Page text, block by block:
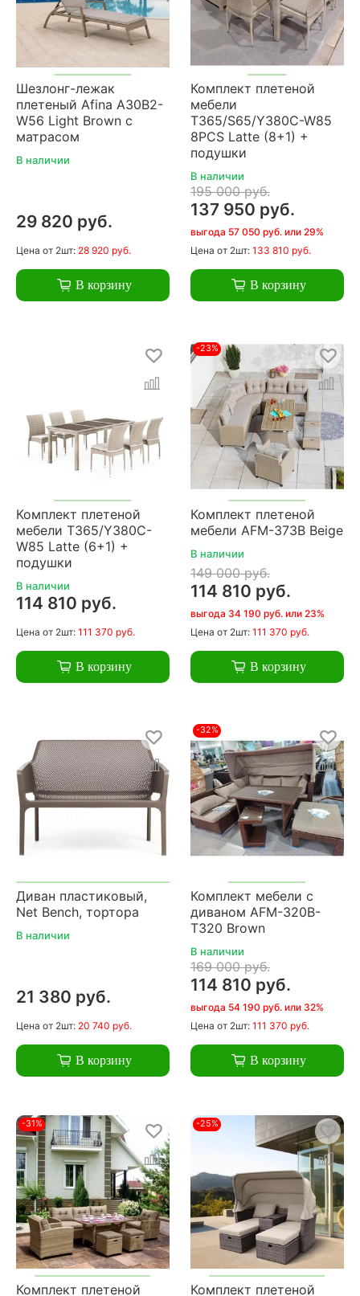
Шезлонг-лежак
плетеный Afina A30B2-
W56 Light Brown с
матрасом
В наличии
29 820 руб.
Цена от 2шт: 28 920 руб.
В корзину
Комплект плетеной
мебели
T365/S65/Y380C-W85
8PCS Latte (8+1) +
подушки
В наличии
195 000 руб.
137 950 руб.
выгода 57 050 руб. или 29%
Цена от 2шт: 133 810 руб.
В корзину
Комплект плетеной
мебели T365/Y380C-
W85 Latte (6+1) +
подушки
В наличии
114 810 руб.
Цена от 2шт: 111 370 руб.
В корзину
-23%
Комплект плетеной
мебели AFM-373B Beige
В наличии
149 000 руб.
114 810 руб.
выгода 34 190 руб. или 23%
Цена от 2шт: 111 370 руб.
В корзину
Диван пластиковый,
Net Bench, тортора
В наличии
21 380 руб.
Цена от 2шт: 20 740 руб.
В корзину
-32%
Комплект мебели с
диваном AFM-320B-
T320 Brown
В наличии
169 000 руб.
114 810 руб.
выгода 54 190 руб. или 32%
Цена от 2шт: 111 370 руб.
В корзину
-31%
Комплект плетеной
-25%
Комплект плетеной